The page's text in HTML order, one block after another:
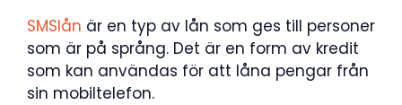
SMSlån är en typ av lån som ges till personer
som är på språng. Det är en form av kredit
som kan användas för att låna pengar från
sin mobiltelefon.